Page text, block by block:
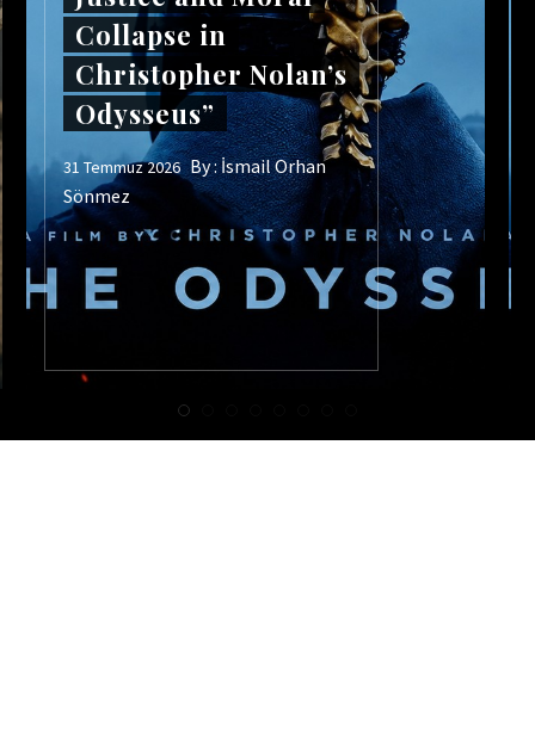
Collapse in
Christopher Nolan’s
Odysseus”
31 Temmuz 2026 By :İsmail Orhan
Sönmez